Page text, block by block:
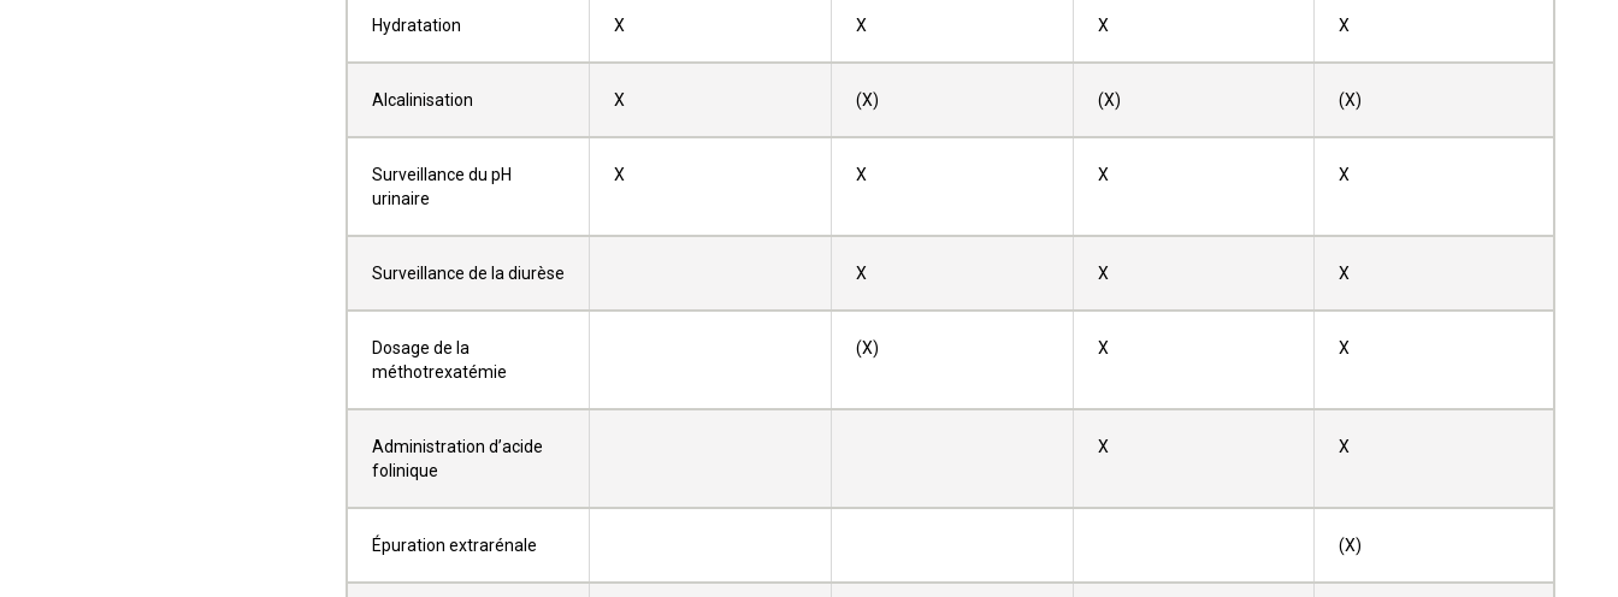
Hydratation X X X X
Alcalinisation X (X) (X) (X)
Surveillance du pH
urinaire
X X X X
Surveillance de la diurèse X X X
Dosage de la
méthotrexatémie
(X) X X
Administration d’acide
folinique
X X
Épuration extrarénale (X)